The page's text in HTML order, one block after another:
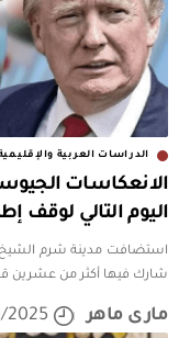
الدراسات العربية والإقليمية
الانعكاسات
اليوم التالي لوقف
شارك فيها أكثر من عشرين
مارى ماهر 2025